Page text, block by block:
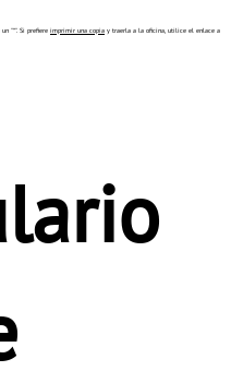
"*". Si prefiere imprimir una copiay traerla a la oficina, utilice el enlace a